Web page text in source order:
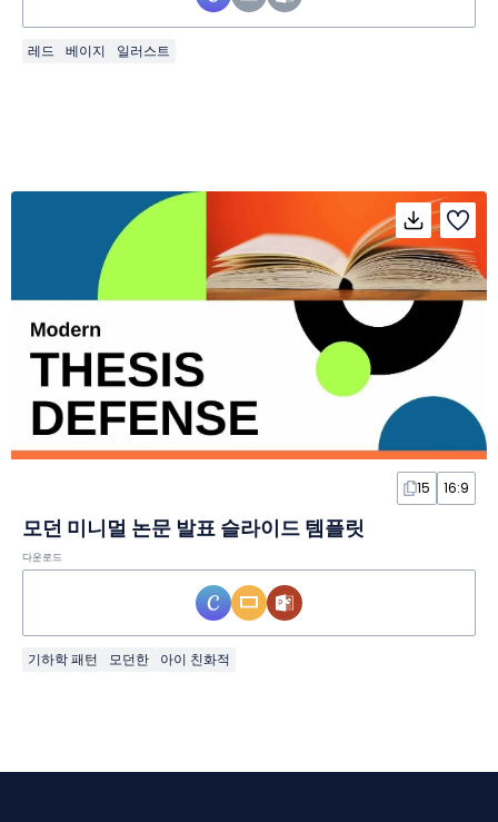
레드 베이지 일러스트
15 16:9
모던 미니멀 논문 발표 슬라이드 템플릿
다운로드
기하학 패턴 모던한 아이 친화적